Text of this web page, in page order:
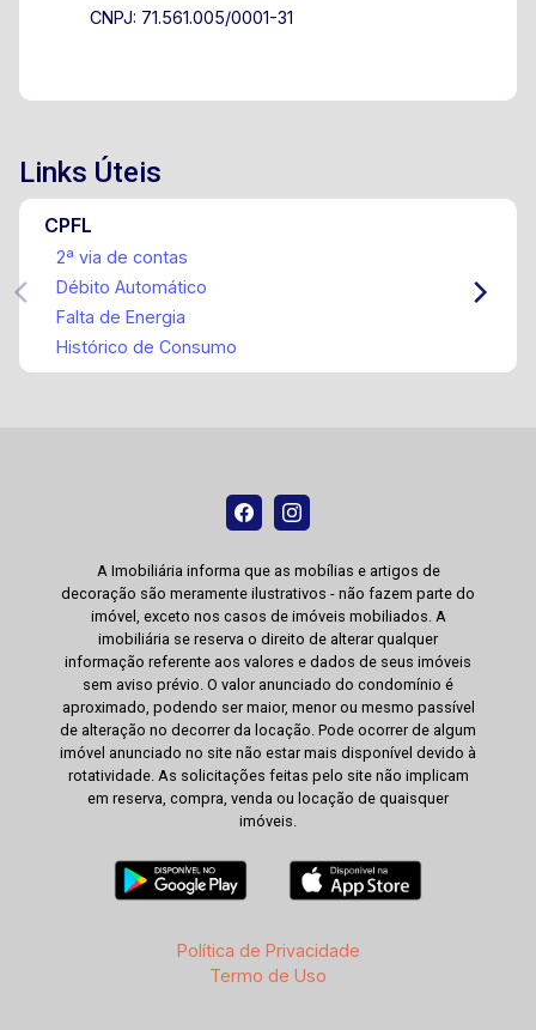
CNPJ: 71.561.005/0001-31
Links Úteis
CPFL
2ª via de contas
Débito Automático
Falta de Energia
Histórico de Consumo
A Imobiliária informa que as mobílias e artigos de
decoração são meramente ilustrativos - não fazem parte do
imóvel, exceto nos casos de imóveis mobiliados. A
imobiliária se reserva o direito de alterar qualquer
informação referente aos valores e dados de seus imóveis
sem aviso prévio. O valor anunciado do condomínio é
aproximado, podendo ser maior, menor ou mesmo passível
de alteração no decorrer da locação. Pode ocorrer de algum
imóvel anunciado no site não estar mais disponível devido à
rotatividade. As solicitações feitas pelo site não implicam
em reserva, compra, venda ou locação de quaisquer
imóveis.
Política de Privacidade
Termo de Uso